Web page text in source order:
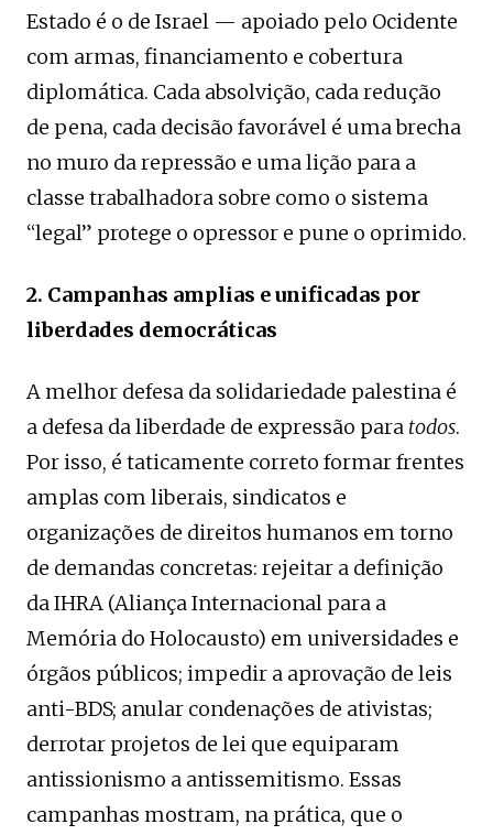
Estado é o de Israel — apoiado pelo Ocidente
com armas, financiamento e cobertura
diplomática. Cada absolvição, cada redução
de pena, cada decisão favorável é uma brecha
no muro da repressão e uma lição para a
classe trabalhadora sobre como o sistema
“legal” protege o opressor e pune o oprimido.
2. Campanhas amplias e unificadas por
liberdades democráticas
A melhor defesa da solidariedade palestina é
a defesa da liberdade de expressão para todos.
Por isso, é taticamente correto formar frentes
amplas com liberais, sindicatos e
organizações de direitos humanos em torno
de demandas concretas: rejeitar a definição
da IHRA (Aliança Internacional para a
Memória do Holocausto) em universidades e
órgãos públicos; impedir a aprovação de leis
anti-BDS; anular condenações de ativistas;
derrotar projetos de lei que equiparam
antissionismo a antissemitismo. Essas
campanhas mostram, na prática, que o